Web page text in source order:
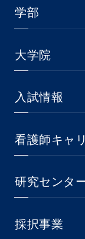
学部
大学院
入試情報
看護師キャ
研究センタ
採択事業